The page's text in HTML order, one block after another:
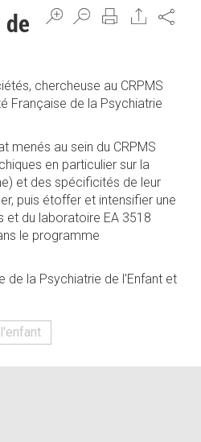
Share
de
chercheuse au CRPMS
Française de la Psychiatrie
au sein du CRPMS
en particulier sur la
et des spécificités de leur
puis étoffer et intensifier une
et du laboratoire EA 3518
le programme
de la Psychiatrie de l'Enfant et